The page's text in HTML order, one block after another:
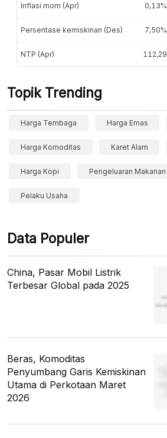
Inflasi mom (Apr) 0,13%
Persentase kemiskinan (Des) 7,50%
NTP (Apr) 112,29
Topik Trending
Harga Tembaga Harga Emas
Harga Komoditas Karet Alam
Harga Kopi Pengeluaran Makanan
Pelaku Usaha
Data Populer
China, Pasar Mobil Listrik
Terbesar Global pada 2025
Beras, Komoditas
Penyumbang Garis Kemiskinan
Utama di Perkotaan Maret
2026